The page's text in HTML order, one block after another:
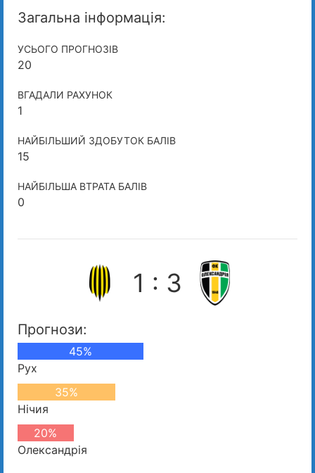
Загальна інформація:
УСЬОГО ПРОГНОЗІВ
20
ВГАДАЛИ РАХУНОК
1
НАЙБІЛЬШИЙ ЗДОБУТОК БАЛІВ
15
НАЙБІЛЬША ВТРАТА БАЛІВ
0
1 : 3
Прогнози:
45%
Рух
35%
Нічия
20%
Олександрія